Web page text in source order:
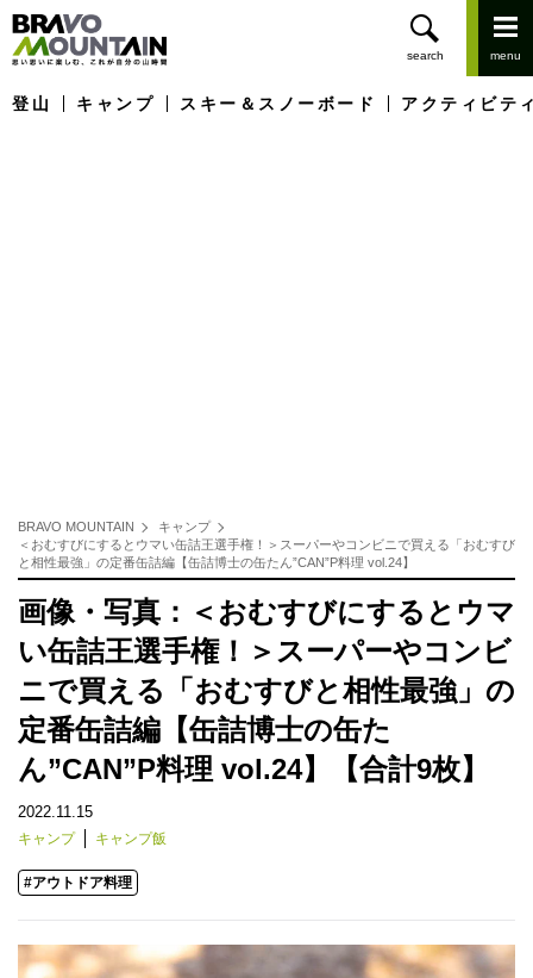
登山 キャンプ スキー＆スノーボード アクティビテ
BRAVO MOUNTAIN
キャンプ
＜おむすびにするとウマい缶詰王選手権！＞スーパーやコンビニで買える「おむすび
と相性最強」の定番缶詰編【缶詰博士の缶たん”CAN”P料理 vol.24】
画像・写真：＜おむすびにするとウマ
い缶詰王選手権！＞スーパーやコンビ
ニで買える「おむすびと相性最強」の
定番缶詰編【缶詰博士の缶た
ん”CAN”P料理 vol.24】【合計9枚】
2022.11.15
キャンプ キャンプ飯
#アウトドア料理